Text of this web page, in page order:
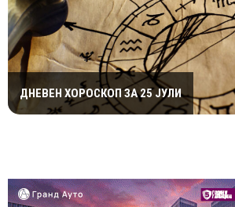
ДНЕВЕН ХОРОСКОП ЗА 25 ЈУЛИ